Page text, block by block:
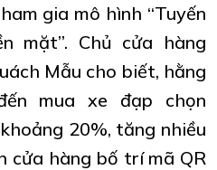
gia mô hình “Tuyến
mặt”. Chủ cửa hàng
Mẫu cho biết, hằng
mua xe đạp chọn
20%, tăng nhiều
cửa hàng bố trí mã QR